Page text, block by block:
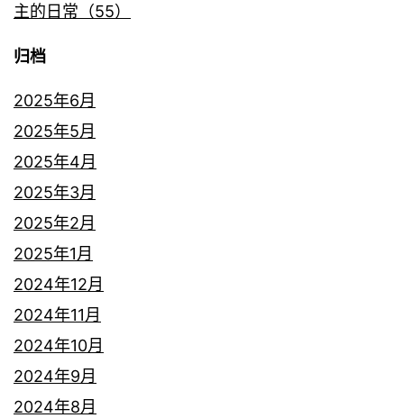
主的日常（55）
归档
2025年6月
2025年5月
2025年4月
2025年3月
2025年2月
2025年1月
2024年12月
2024年11月
2024年10月
2024年9月
2024年8月